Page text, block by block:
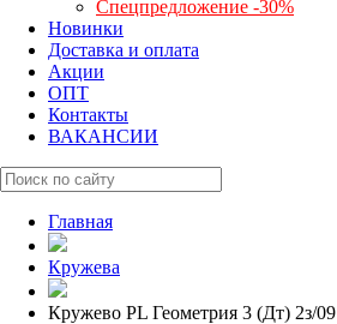
Спецпредложение -30%
Новинки
Доставка и оплата
Акции
ОПТ
Контакты
ВАКАНСИИ
Главная
Кружева
Кружево PL Геометрия 3 (Дт) 2з/09